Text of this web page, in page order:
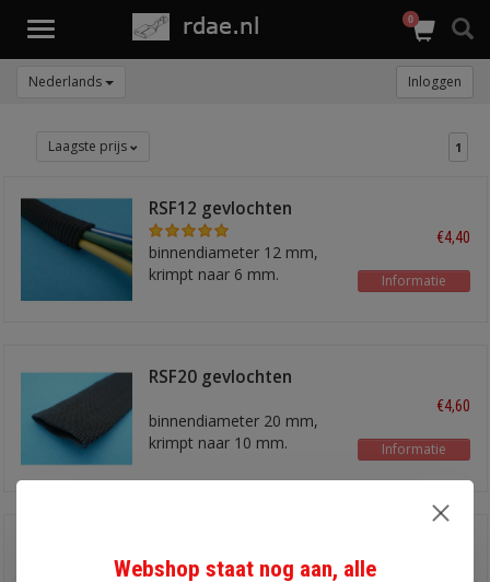
Toggle
0
Nederlands Inloggen
Laagste prijs 1
RSF12 gevlochten
krimpslang
binnendiameter 12 mm,
krimpt naar 6 mm.
€4,40
Informatie
RSF20 gevlochten
binnendiameter 20 mm,
krimpt naar 10 mm.
€4,60
Informatie
krimpslang
Webshop staat nog aan, alle